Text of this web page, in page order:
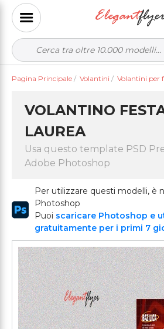
Pagina Principale / Volantini / Volantini per
VOLANTINO
LAUREA
Usa questo template PSD
Adobe Photoshop
Per utilizzare questi modelli, è
Photoshop
Puoi scaricare Photoshop e
gratuitamente per i primi 7